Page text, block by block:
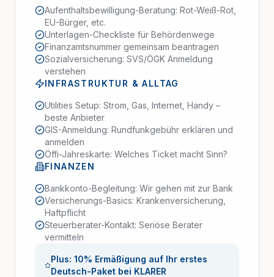
Aufenthaltsbewilligung-Beratung: Rot-Weiß-Rot,
EU-Bürger, etc.
Unterlagen-Checkliste für Behördenwege
Finanzamtsnummer gemeinsam beantragen
Sozialversicherung: SVS/ÖGK Anmeldung
verstehen
INFRASTRUKTUR & ALLTAG
Utilities Setup: Strom, Gas, Internet, Handy –
beste Anbieter
GIS-Anmeldung: Rundfunkgebühr erklären und
anmelden
Öffi-Jahreskarte: Welches Ticket macht Sinn?
FINANZEN
Bankkonto-Begleitung: Wir gehen mit zur Bank
Versicherungs-Basics: Krankenversicherung,
Haftpflicht
Steuerberater-Kontakt: Seriöse Berater
vermitteln
Plus: 10% Ermäßigung auf Ihr erstes
Deutsch-Paket bei KLARER